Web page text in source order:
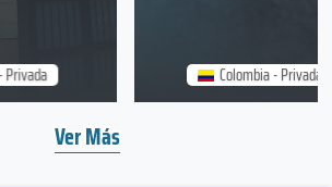
Privada Colombia - Privada
Ver Más